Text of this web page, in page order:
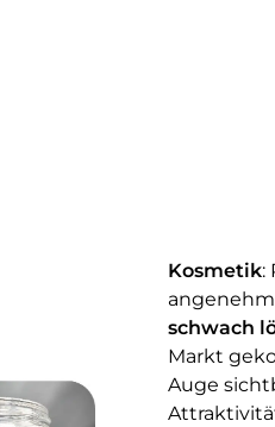
Kosmetik:
schwach
Markt
Auge